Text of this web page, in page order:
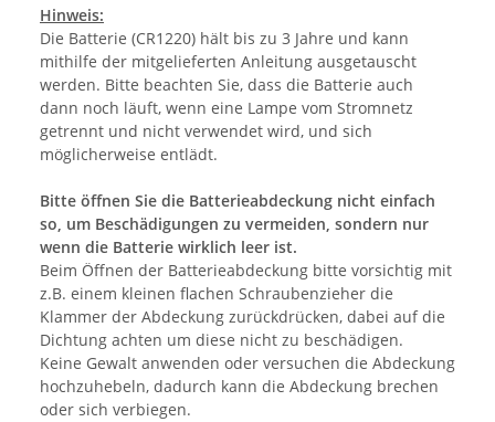
Hinweis:
Die Batterie (CR1220) hält bis zu 3 Jahre und kann
mithilfe der mitgelieferten Anleitung ausgetauscht
werden. Bitte beachten Sie, dass die Batterie auch
dann noch läuft, wenn eine Lampe vom Stromnetz
getrennt und nicht verwendet wird, und sich
möglicherweise entlädt.
Bitte öffnen Sie die Batterieabdeckung nicht einfach
so, um Beschädigungen zu vermeiden, sondern nur
wenn die Batterie wirklich leer ist.
Beim Öffnen der Batterieabdeckung bitte vorsichtig mit
z.B. einem kleinen flachen Schraubenzieher die
Klammer der Abdeckung zurückdrücken, dabei auf die
Dichtung achten um diese nicht zu beschädigen.
Keine Gewalt anwenden oder versuchen die Abdeckung
hochzuhebeln, dadurch kann die Abdeckung brechen
oder sich verbiegen.